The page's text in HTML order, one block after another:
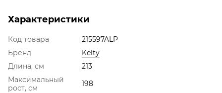
Характеристики
Код товара
215597ALP
Бренд
Kelty
Длина, см
213
Максимальный
рост, см
198